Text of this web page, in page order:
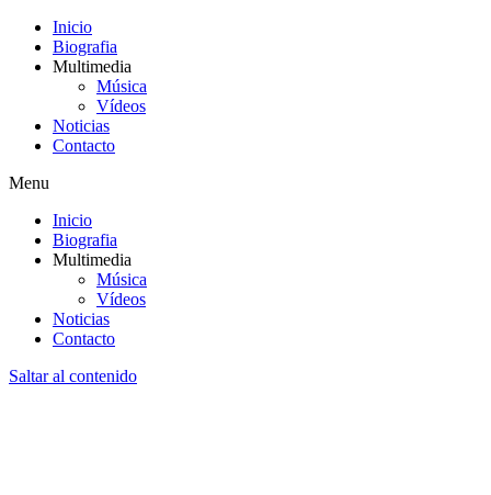
Inicio
Biografia
Multimedia
Música
Vídeos
Noticias
Contacto
Menu
Inicio
Biografia
Multimedia
Música
Vídeos
Noticias
Contacto
Saltar al contenido